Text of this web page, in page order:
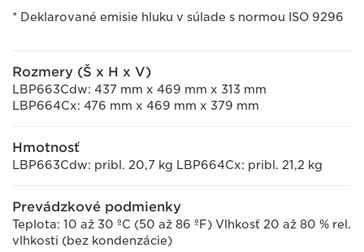
* Deklarované emisie hluku v súlade s normou ISO 9296
Rozmery (Š x H x V)
LBP663Cdw: 437 mm x 469 mm x 313 mm
LBP664Cx: 476 mm x 469 mm x 379 mm
Hmotnosť
LBP663Cdw: pribl. 20,7 kg LBP664Cx: pribl. 21,2 kg
Prevádzkové podmienky
Teplota: 10 až 30 ºC (50 až 86 ºF) Vlhkosť 20 až 80 % rel.
vlhkosti (bez kondenzácie)